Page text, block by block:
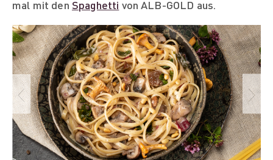
mal mit den Spaghetti von ALB-GOLD aus.